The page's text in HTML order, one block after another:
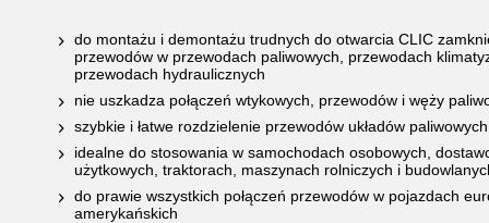
do montażu i demontażu trudnych do otwarcia CLIC
przewodów w przewodach paliwowych, przewodach
przewodach hydraulicznych
nie uszkadza połączeń wtykowych, przewodów i węży
szybkie i łatwe rozdzielenie przewodów układów paliwowych
idealne do stosowania w samochodach osobowych,
użytkowych, traktorach, maszynach rolniczych i
do prawie wszystkich połączeń przewodów w pojazdach
amerykańskich